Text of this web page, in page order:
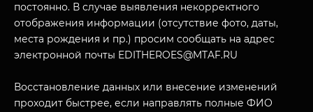
постоянно. В случае выявления некорректного
отображения информации (отсутствие фото, даты,
места рождения и пр.) просим сообщать на адрес
электронной почты EDITHEROES@MTAF.RU
Восстановление данных или внесение изменений
проходит быстрее, если направлять полные ФИО